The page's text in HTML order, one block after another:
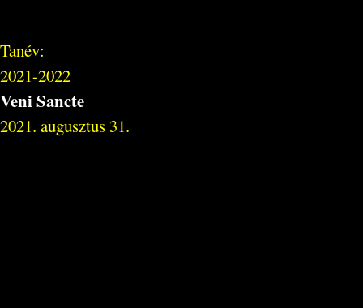
Tanév:
2021-2022
Veni Sancte
2021. augusztus 31.